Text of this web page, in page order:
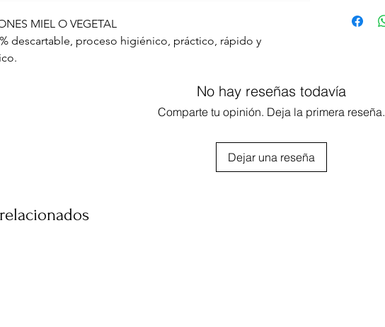
MIEL O VEGETAL
descartable, proceso higiénico, práctico, rápido y
la piel con la Loción Pre Depilatoria DEPIMIEL.
la cera sobre la piel en sentido del crecimiento del vello.
la banda para depilación sobre la cera y fricciónela.
en sentido contrario al crecimiento del vello con un
No hay reseñas todavía
Comparte tu opinión. Deja la primera reseña.
Dejar una reseña